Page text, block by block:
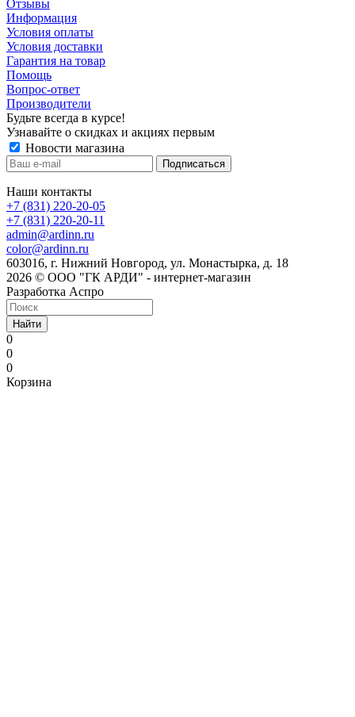
Отзывы
Информация
Условия оплаты
Условия доставки
Гарантия на товар
Помощь
Вопрос-ответ
Производители
Будьте всегда в курсе!
Узнавайте о скидках и акциях первым
Новости магазина
Наши контакты
+7 (831) 220-20-05
+7 (831) 220-20-11
admin@ardinn.ru
color@ardinn.ru
603016, г. Нижний Новгород, ул. Монастырка, д. 18
2026 © ООО "ГК АРДИ" - интернет-магазин
Разработка Аспро
Найти
0
0
0
Корзина